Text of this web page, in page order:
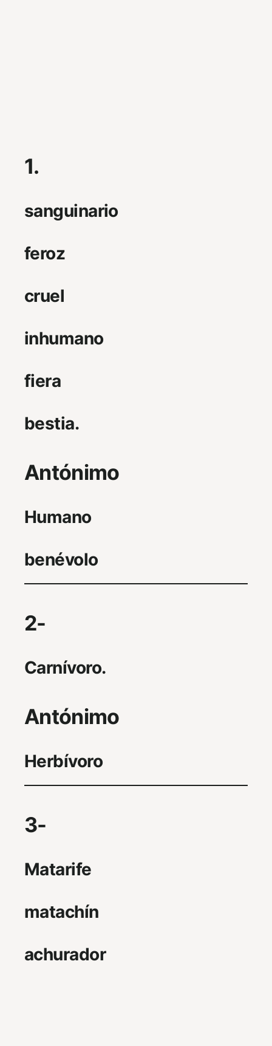
1.
sanguinario
feroz
cruel
inhumano
fiera
bestia.
Antónimo
Humano
benévolo
2-
Carnívoro.
Antónimo
Herbívoro
3-
Matarife
matachín
achurador